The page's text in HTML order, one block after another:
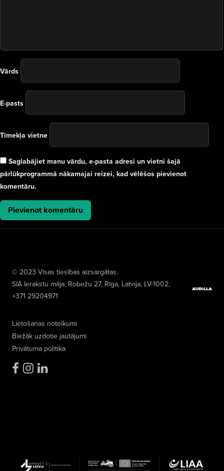
Vārds
E-pasts
Tīmekļa vietne
Saglabājiet manu vārdu, e-pasta adresi un vietni šajā
pārlūkprogrammā nākamajai reizei, kad vēlēšos pievienot
komentāru.
Lietošanas noteikumi
Biežāk uzdotie jautājumi
Privātuma politika
© 2023 Visas tiesības aizsargātas.
SIA Ierakstu māja, Robežu 27, Rīga, Latvija, LV-1002,
+371 29204971